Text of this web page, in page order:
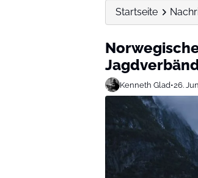
Startseite
Kenneth Glad•26.